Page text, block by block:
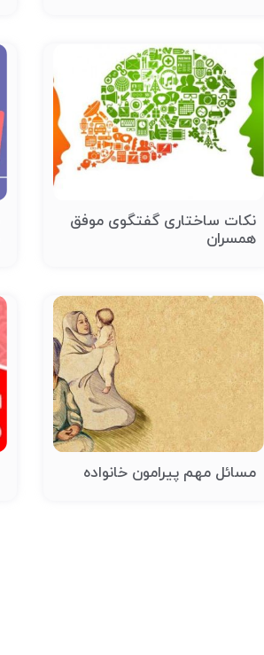
نکات ساختاری گفتگوی موفق
همسران
مسائل مهم پیرامون خانواده